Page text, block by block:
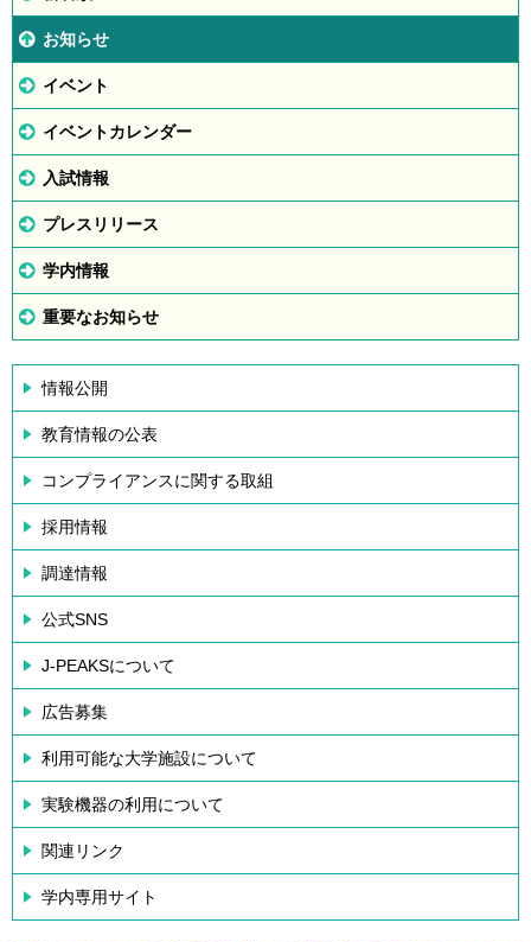
お知らせ
イベント
イベントカレンダー
入試情報
プレスリリース
学内情報
重要なお知らせ
情報公開
教育情報の公表
コンプライアンスに関する取組
採用情報
調達情報
公式SNS
J-PEAKSについて
広告募集
利用可能な大学施設について
実験機器の利用について
関連リンク
学内専用サイト